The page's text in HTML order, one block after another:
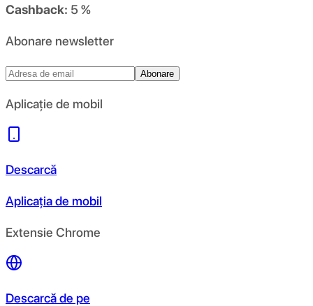
Cashback: 5 %
Abonare newsletter
Abonare
Aplicație de mobil
Descarcă
Aplicația de mobil
Extensie Chrome
Descarcă de pe